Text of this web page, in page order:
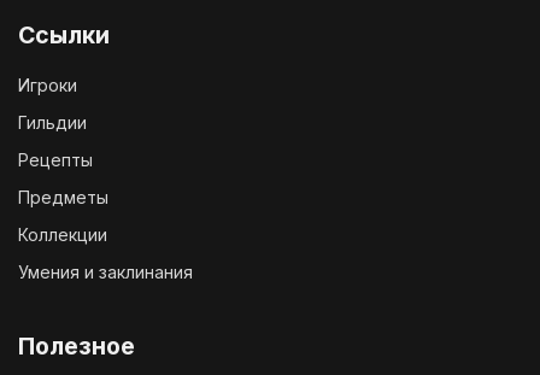
Ссылки
Игроки
Гильдии
Рецепты
Предметы
Коллекции
Умения и заклинания
Полезное